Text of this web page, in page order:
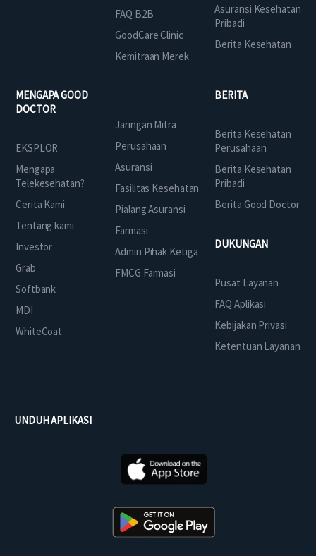
FAQ B2B
GoodCare Clinic
Kemitraan Merek
Asuransi Kesehatan
Pribadi
Berita Kesehatan
MENGAPA GOOD
DOCTOR
EKSPLOR
Mengapa
Telekesehatan?
Cerita Kami
Tentang kami
Investor
Grab
Softbank
MDI
WhiteCoat
Jaringan Mitra
Perusahaan
Asuransi
Fasilitas Kesehatan
Pialang Asuransi
Farmasi
Admin Pihak Ketiga
FMCG Farmasi
BERITA
Berita Kesehatan
Perusahaan
Berita Kesehatan
Pribadi
Berita Good Doctor
DUKUNGAN
Pusat Layanan
FAQ Aplikasi
Kebijakan Privasi
Ketentuan Layanan
UNDUH APLIKASI